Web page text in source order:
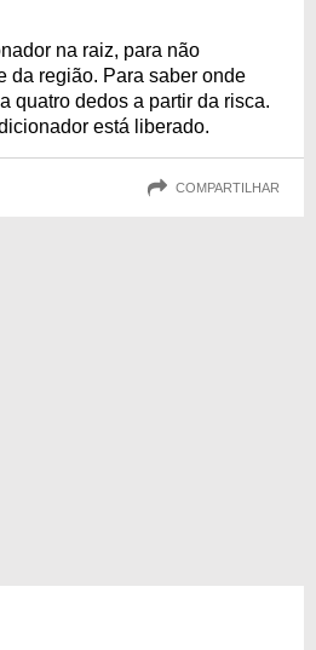
na raiz, para não
da região. Para saber onde
quatro dedos a partir da risca.
está liberado.
COMPARTILHAR